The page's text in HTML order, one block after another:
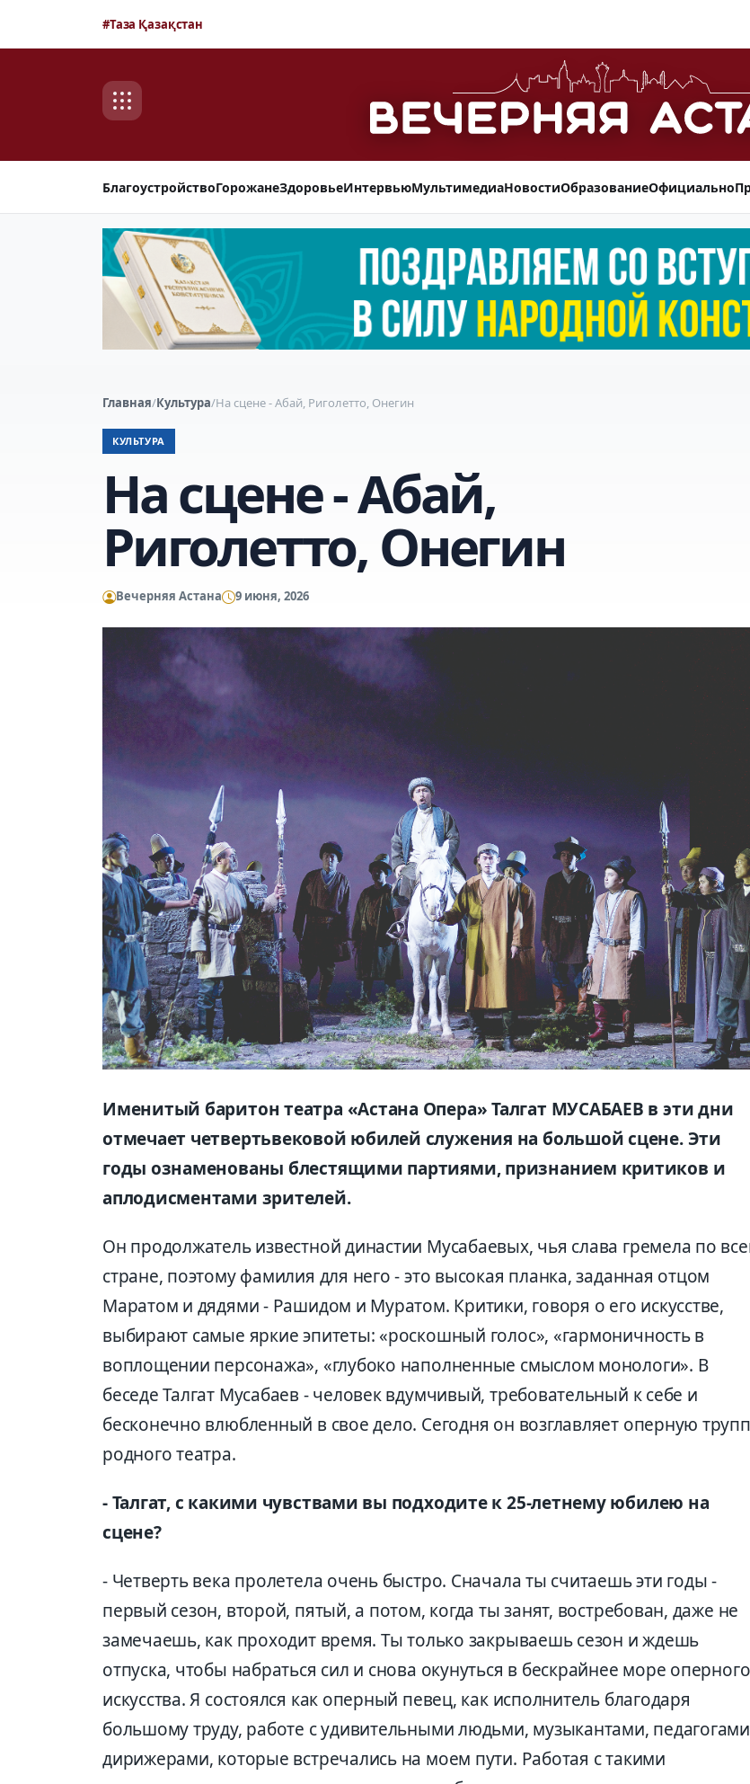
#Таза Қазақстан
БлагоустройствоГорожанеЗдоровьеИнтервьюМультимедиаНовостиОбразованиеОфициально
Главная/Культура/На сцене - Абай, Риголетто, Онегин
КУЛЬТУРА
На сцене - Абай,
Риголетто, Онегин
Вечерняя Астана 9 июня, 2026
Именитый баритон театра «Астана Опера» Талгат МУСАБАЕВ в эти дни
отмечает четвертьвековой юбилей служения на большой сцене. Эти
годы ознаменованы блестящими партиями, признанием критиков и
аплодисментами зрителей.
Он продолжатель известной династии Мусабаевых, чья слава гремела по
стране, поэтому фамилия для него - это высокая планка, заданная отцом
Маратом и дядями - Рашидом и Муратом. Критики, говоря о его искусстве,
выбирают самые яркие эпитеты: «роскошный голос», «гармоничность в
воплощении персонажа», «глубоко наполненные смыслом монологи». В
беседе Талгат Мусабаев - человек вдумчивый, требовательный к себе и
бесконечно влюбленный в свое дело. Сегодня он возглавляет оперную
родного театра.
- Талгат, с какими чувствами вы подходите к 25-летнему юбилею на
сцене?
- Четверть века пролетела очень быстро. Сначала ты считаешь эти годы -
первый сезон, второй, пятый, а потом, когда ты занят, востребован, даже не
замечаешь, как проходит время. Ты только закрываешь сезон и ждешь
отпуска, чтобы набраться сил и снова окунуться в бескрайнее море оперного
искусства. Я состоялся как оперный певец, как исполнитель благодаря
большому труду, работе с удивительными людьми, музыкантами,
дирижерами, которые встречались на моем пути. Работая с такими